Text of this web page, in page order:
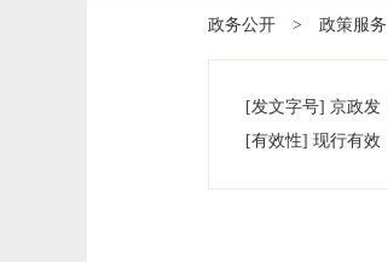
政务公开 > 政策服务
[发文字号] 京政发
[有效性] 现行有效